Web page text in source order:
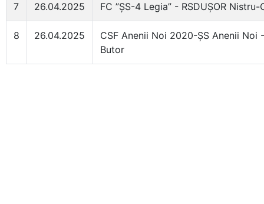
7 26.04.2025 FC ”ȘS-4 Legia” - RSDUȘOR
8 26.04.2025
CSF Anenii Noi 2020-ȘS Anenii Noi
Butor